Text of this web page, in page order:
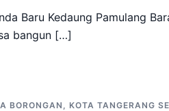
Baru Kedaung Pamulang
bangun […]
BORONGAN , KOTA TANGERANG